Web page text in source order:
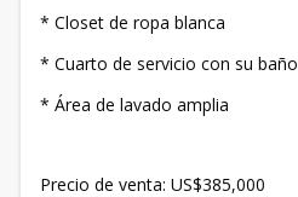
* Closet de ropa blanca
* Cuarto de servicio con su baño
* Área de lavado amplia
Precio de venta: US$385,000